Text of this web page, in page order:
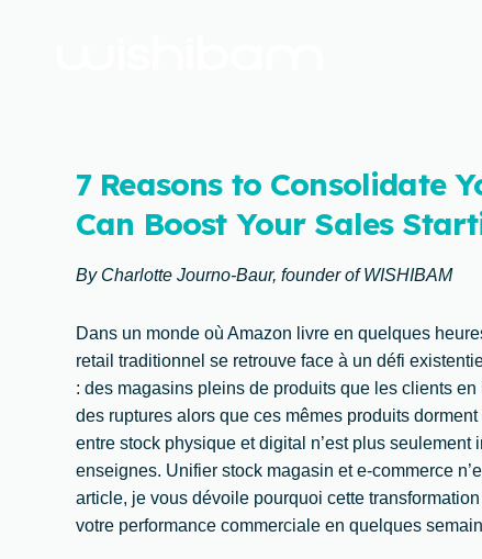
7 Reasons to Consolidate
Can Boost Your Sales
By Charlotte Journo-Baur, founder of WISHIBAM
Dans un monde où Amazon livre en quelques
retail traditionnel se retrouve face à un défi
: des magasins pleins de produits que les clients
des ruptures alors que ces mêmes produits
entre stock physique et digital n’est plus
enseignes. Unifier stock magasin et e-commerce
article, je vous dévoile pourquoi cette
votre performance commerciale en quelques